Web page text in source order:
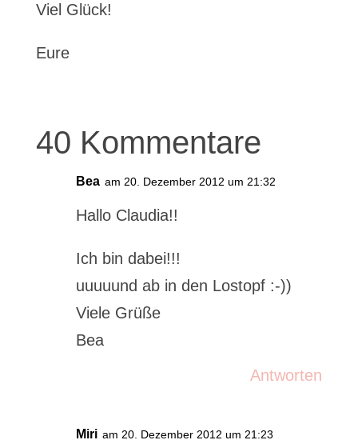
Viel Glück!
Eure
40 Kommentare
Bea am 20. Dezember 2012 um 21:32
Hallo Claudia!!
Ich bin dabei!!!
uuuuund ab in den Lostopf :-))
Viele Grüße
Bea
Antworten
Miri am 20. Dezember 2012 um 21:23